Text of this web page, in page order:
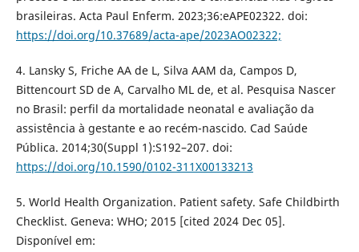
brasileiras. Acta Paul Enferm. 2023;36:eAPE02322. doi:
https://doi.org/10.37689/acta-ape/2023AO02322;
4. Lansky S, Friche AA de L, Silva AAM da, Campos D,
Bittencourt SD de A, Carvalho ML de, et al. Pesquisa Nascer
no Brasil: perfil da mortalidade neonatal e avaliação da
assistência à gestante e ao recém-nascido. Cad Saúde
Pública. 2014;30(Suppl 1):S192–207. doi:
https://doi.org/10.1590/0102-311X00133213
5. World Health Organization. Patient safety. Safe Childbirth
Checklist. Geneva: WHO; 2015 [cited 2024 Dec 05].
Disponível em: